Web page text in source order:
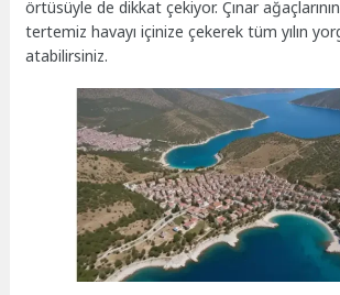
örtüsüyle de dikkat çekiyor. Çınar
tertemiz havayı içinize çekerek tüm yılın
atabilirsiniz.